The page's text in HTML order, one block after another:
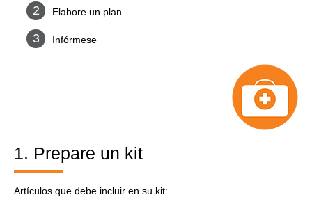
Elabore un plan
Infórmese
1. Prepare un kit
Artículos que debe incluir en su kit: